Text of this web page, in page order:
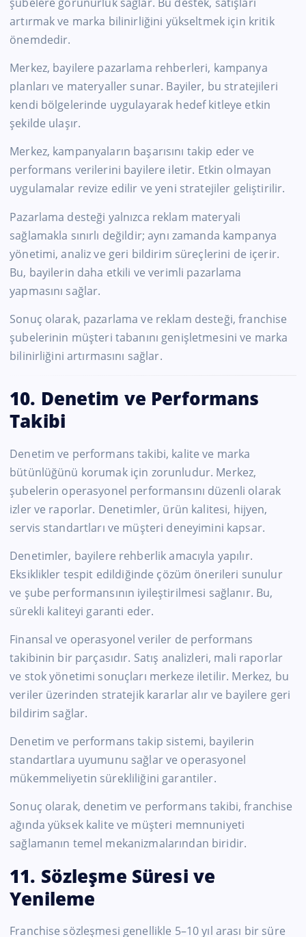
artırmak ve marka bilinirliğini yükseltmek için kritik
önemdedir.
Merkez, bayilere pazarlama rehberleri, kampanya
planları ve materyaller sunar. Bayiler, bu stratejileri
kendi bölgelerinde uygulayarak hedef kitleye etkin
şekilde ulaşır.
Merkez, kampanyaların başarısını takip eder ve
performans verilerini bayilere iletir. Etkin olmayan
uygulamalar revize edilir ve yeni stratejiler geliştirilir.
Pazarlama desteği yalnızca reklam materyali
sağlamakla sınırlı değildir; aynı zamanda kampanya
yönetimi, analiz ve geri bildirim süreçlerini de içerir.
Bu, bayilerin daha etkili ve verimli pazarlama
yapmasını sağlar.
Sonuç olarak, pazarlama ve reklam desteği, franchise
şubelerinin müşteri tabanını genişletmesini ve marka
bilinirliğini artırmasını sağlar.
10. Denetim ve Performans
Takibi
Denetim ve performans takibi, kalite ve marka
bütünlüğünü korumak için zorunludur. Merkez,
şubelerin operasyonel performansını düzenli olarak
izler ve raporlar. Denetimler, ürün kalitesi, hijyen,
servis standartları ve müşteri deneyimini kapsar.
Denetimler, bayilere rehberlik amacıyla yapılır.
Eksiklikler tespit edildiğinde çözüm önerileri sunulur
ve şube performansının iyileştirilmesi sağlanır. Bu,
sürekli kaliteyi garanti eder.
Finansal ve operasyonel veriler de performans
takibinin bir parçasıdır. Satış analizleri, mali raporlar
ve stok yönetimi sonuçları merkeze iletilir. Merkez, bu
veriler üzerinden stratejik kararlar alır ve bayilere geri
bildirim sağlar.
Denetim ve performans takip sistemi, bayilerin
standartlara uyumunu sağlar ve operasyonel
mükemmeliyetin sürekliliğini garantiler.
Sonuç olarak, denetim ve performans takibi, franchise
ağında yüksek kalite ve müşteri memnuniyeti
sağlamanın temel mekanizmalarından biridir.
11. Sözleşme Süresi ve
Yenileme
Franchise sözleşmesi genellikle 5–10 yıl arası bir süre